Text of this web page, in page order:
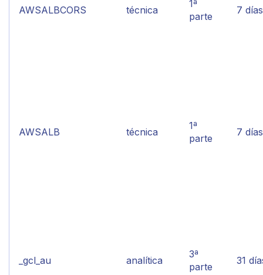
AWSALBCORS técnica
1ª
parte
7 días
AWSALB técnica
1ª
parte
7 días
_gcl_au analítica
3ª
parte
31